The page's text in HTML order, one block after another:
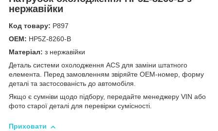
нержавійки
Код товару: Р897
OEM: HP5Z-8260-B
Матеріал: з нержавійки
Деталь системи охолодження ACS для заміни штатного
елемента. Перед замовленням звіряйте OEM-номер, форму
деталі та застосованість до автомобіля.
Якщо є сумніви щодо підбору, передайте менеджеру VIN або
фото старої деталі для перевірки сумісності.
Приховати